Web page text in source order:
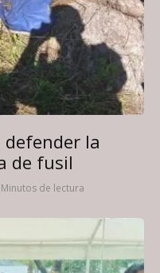
defender la
de fusil
de lectura